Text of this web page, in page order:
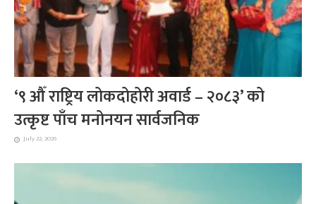
‘९ औँ राष्ट्रिय लोकदोहोरी अवार्ड – २०८३’ को
उत्कृष्ट पाँच मनोनयन सार्वजनिक
July 22, 2026